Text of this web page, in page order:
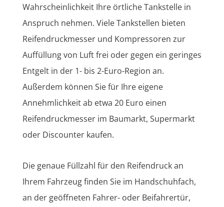
Wahrscheinlichkeit Ihre örtliche Tankstelle in
Anspruch nehmen. Viele Tankstellen bieten
Reifendruckmesser und Kompressoren zur
Auffüllung von Luft frei oder gegen ein geringes
Entgelt in der 1- bis 2-Euro-Region an.
Außerdem können Sie für Ihre eigene
Annehmlichkeit ab etwa 20 Euro einen
Reifendruckmesser im Baumarkt, Supermarkt
oder Discounter kaufen.
Die genaue Füllzahl für den Reifendruck an
Ihrem Fahrzeug finden Sie im Handschuhfach,
an der geöffneten Fahrer- oder Beifahrertür,